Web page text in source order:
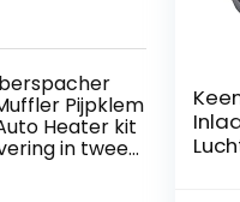
Pijpklem
Heater kit
in twee…